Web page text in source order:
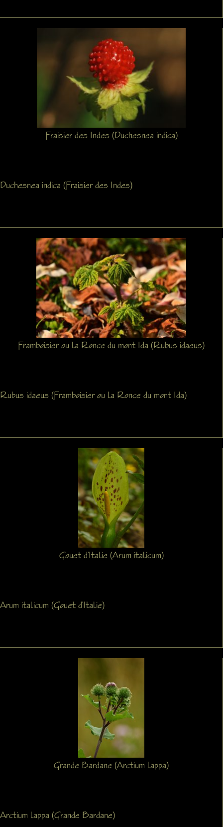
Fraisier des Indes (Duchesnea indica)
Duchesnea indica (Fraisier des Indes)
Framboisier ou la Ronce du mont Ida (Rubus idaeus)
Rubus idaeus (Framboisier ou la Ronce du mont Ida)
Gouet d’Italie (Arum italicum)
Arum italicum (Gouet d’Italie)
Grande Bardane (Arctium lappa)
Arctium lappa (Grande Bardane)